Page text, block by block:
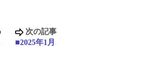
次の記事
■2025年1月